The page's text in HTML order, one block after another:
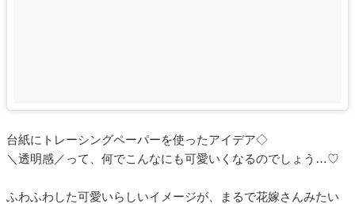
台紙にトレーシングペーパーを使ったアイデア◇
＼透明感／って、何でこんなにも可愛いくなるのでしょう…♡
ふわふわした可愛いらしいイメージが、まるで花嫁さんみたい